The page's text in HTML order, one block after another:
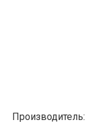
Производитель: